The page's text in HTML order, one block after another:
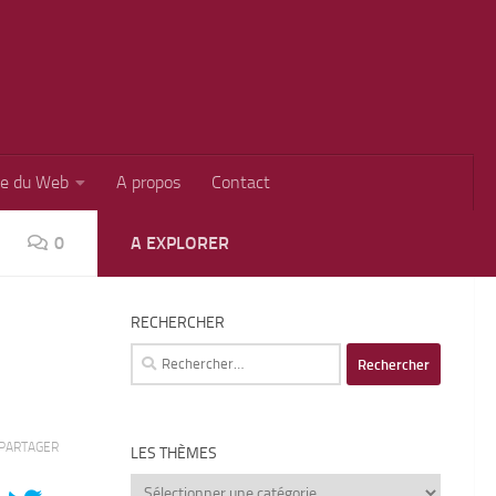
du Web A propos Contact
0 A EXPLORER
RECHERCHER
Rechercher :
LES THÈMES
Les